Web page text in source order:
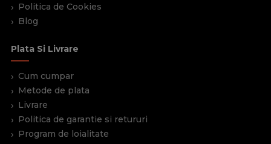
Politica de Cookies
Blog
Plata Si Livrare
Cum cumpar
Metode de plata
Livrare
Politica de garantie si retururi
Program de loialitate